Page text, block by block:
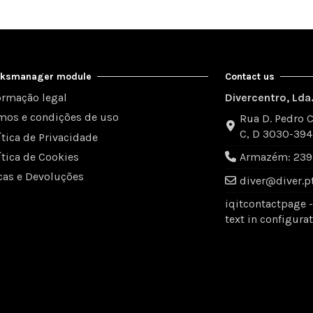
module
legal
e condições de uso
de Privacidade
de Cookies
e Devoluções
Contact us
Divercentro,
Rua D. Pedro
C, D 3030-
Armazém:
iqitcontactpage
text in